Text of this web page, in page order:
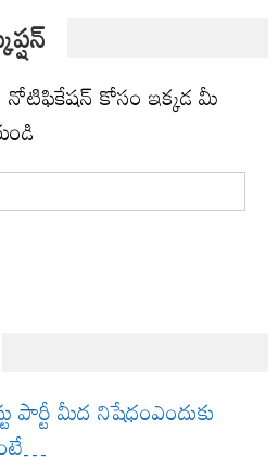
నోటిఫికేషన్ కోసం ఇక్కడ మీ
మీద నిషేధంఎందుకు